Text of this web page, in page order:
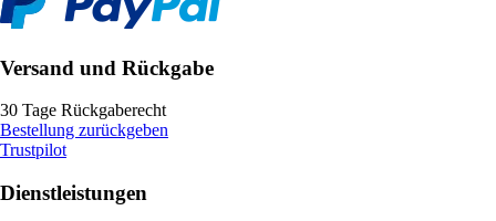
Versand und Rückgabe
30 Tage Rückgaberecht
Bestellung zurückgeben
Trustpilot
Dienstleistungen